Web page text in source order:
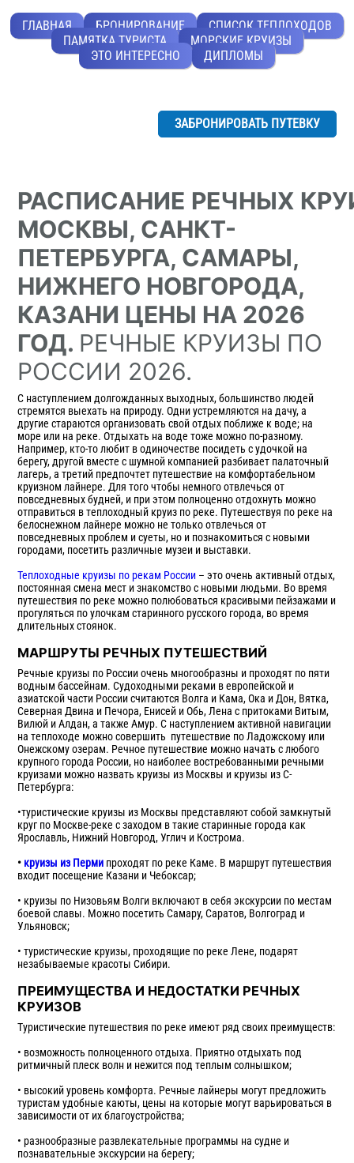
ГЛАВНАЯ БРОНИРОВАНИЕ
СПИСОК ТЕПЛОХОДОВ
ПАМЯТКА ТУРИСТА
МОРСКИЕ КРУИЗЫ
ЭТО ИНТЕРЕСНО
ДИПЛОМЫ
ЗАБРОНИРОВАТЬ ПУТЕВКУ
РАСПИСАНИЕ РЕЧНЫХ
МОСКВЫ, САНКТ-
ПЕТЕРБУРГА, САМАРЫ,
НИЖНЕГО НОВГОРОДА,
КАЗАНИ ЦЕНЫ НА 2026
ГОД. РЕЧНЫЕ КРУИЗЫ ПО
РОССИИ 2026.
С наступлением долгожданных выходных, большинство людей
стремятся выехать на природу. Одни устремляются на дачу, а
другие стараются организовать свой отдых поближе к воде; на
море или на реке. Отдыхать на воде тоже можно по-разному.
Например, кто-то любит в одиночестве посидеть с удочкой на
берегу, другой вместе с шумной компанией разбивает палаточный
лагерь, а третий предпочтет путешествие на комфортабельном
круизном лайнере. Для того чтобы немного отвлечься от
повседневных будней, и при этом полноценно отдохнуть можно
отправиться в теплоходный круиз по реке. Путешествуя по реке на
белоснежном лайнере можно не только отвлечься от
повседневных проблем и суеты, но и познакомиться с новыми
городами, посетить различные музеи и выставки.
Теплоходные круизы по рекам России – это очень активный отдых,
постоянная смена мест и знакомство с новыми людьми. Во время
путешествия по реке можно полюбоваться красивыми пейзажами и
прогуляться по улочкам старинного русского города, во время
длительных стоянок.
МАРШРУТЫ РЕЧНЫХ ПУТЕШЕСТВИЙ
Речные круизы по России очень многообразны и проходят по пяти
водным бассейнам. Судоходными реками в европейской и
азиатской части России считаются Волга и Кама, Ока и Дон, Вятка,
Северная Двина и Печора, Енисей и Обь, Лена с притоками Витым,
Вилюй и Алдан, а также Амур. С наступлением активной навигации
на теплоходе можно совершить путешествие по Ладожскому или
Онежскому озерам. Речное путешествие можно начать с любого
крупного города России, но наиболее востребованными речными
круизами можно назвать круизы из Москвы и круизы из С-
Петербурга:
•туристические круизы из Москвы представляют собой замкнутый
круг по Москве-реке с заходом в такие старинные города как
Ярославль, Нижний Новгород, Углич и Кострома.
• круизы из Перми проходят по реке Каме. В маршрут путешествия
входит посещение Казани и Чебоксар;
• круизы по Низовьям Волги включают в себя экскурсии по местам
боевой славы. Можно посетить Самару, Саратов, Волгоград и
Ульяновск;
• туристические круизы, проходящие по реке Лене, подарят
незабываемые красоты Сибири.
ПРЕИМУЩЕСТВА И НЕДОСТАТКИ РЕЧНЫХ
КРУИЗОВ
Туристические путешествия по реке имеют ряд своих преимуществ:
• возможность полноценного отдыха. Приятно отдыхать под
ритмичный плеск волн и нежится под теплым солнышком;
• высокий уровень комфорта. Речные лайнеры могут предложить
туристам удобные каюты, цены на которые могут варьироваться в
зависимости от их благоустройства;
• разнообразные развлекательные программы на судне и
познавательные экскурсии на берегу;